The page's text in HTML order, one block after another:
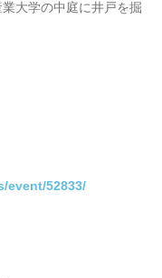
大学の中庭に井戸を掘
event/52833/